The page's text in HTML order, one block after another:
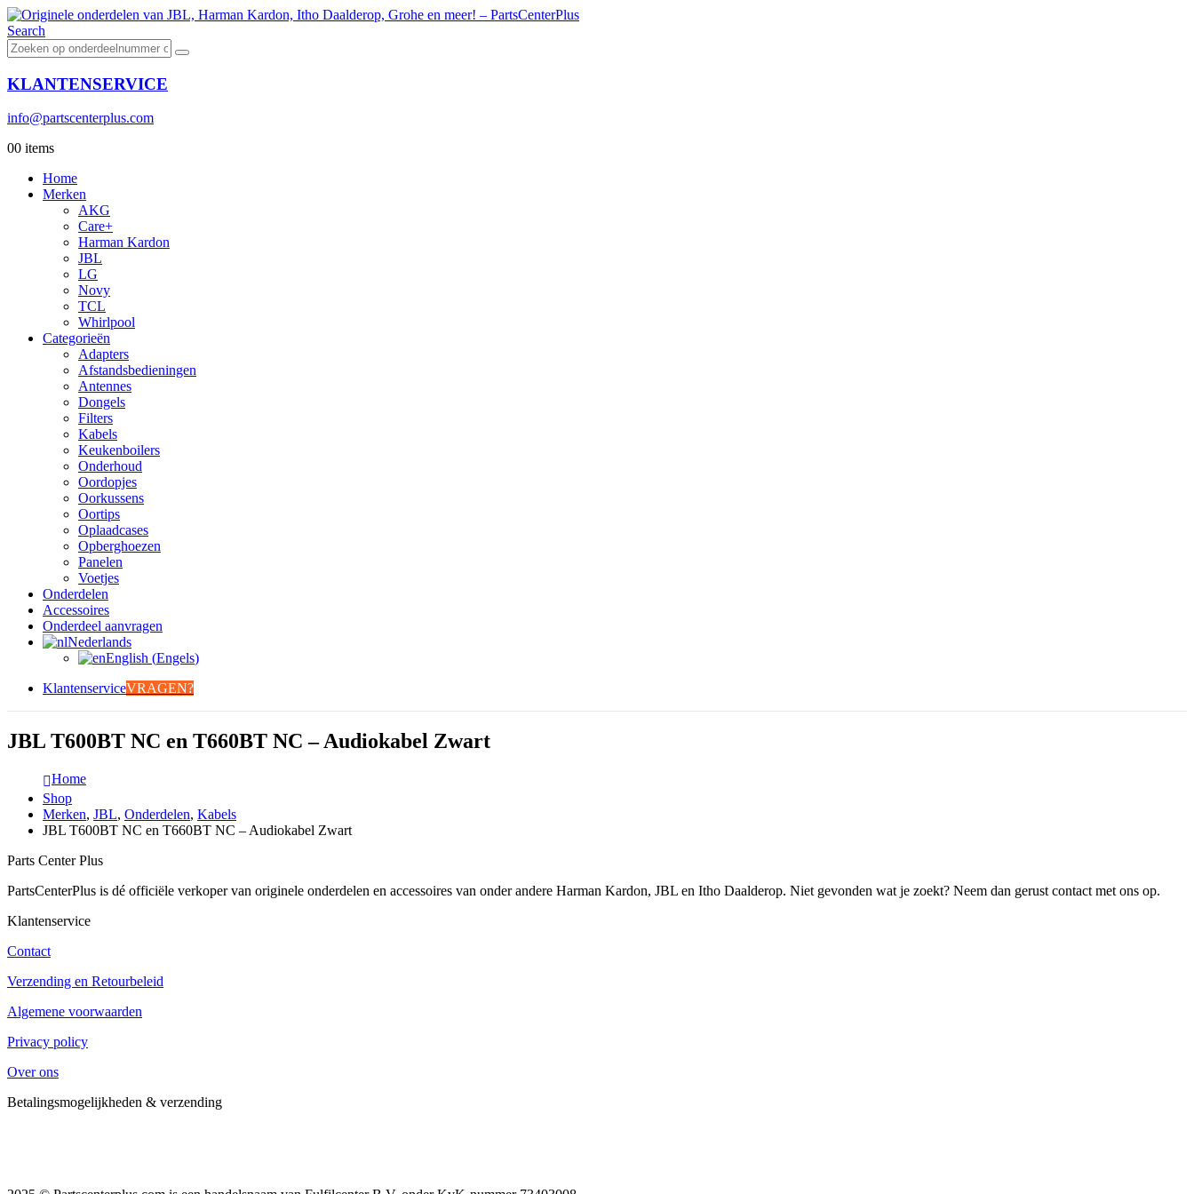
Search
KLANTENSERVICE
info@partscenterplus.com
00 items
Home
Merken
AKG
Care+
Harman Kardon
JBL
LG
Novy
TCL
Whirlpool
Categorieën
Adapters
Afstandsbedieningen
Antennes
Dongels
Filters
Kabels
Keukenboilers
Onderhoud
Oordopjes
Oorkussens
Oortips
Oplaadcases
Opberghoezen
Panelen
Voetjes
Onderdelen
Accessoires
Onderdeel aanvragen
Nederlands
English (Engels)
KlantenserviceVRAGEN?
JBL T600BT NC en T660BT NC – Audiokabel Zwart
Home
Shop
Merken, JBL, Onderdelen, Kabels
JBL T600BT NC en T660BT NC – Audiokabel Zwart
Parts Center Plus
PartsCenterPlus is dé officiële verkoper van originele onderdelen en accessoires van onder andere Harman Kardon, JBL en Itho Daalderop. Niet gevonden wat je zoekt? Neem dan gerust contact met ons op.
Klantenservice
Contact
Verzending en Retourbeleid
Algemene voorwaarden
Privacy policy
Over ons
Betalingsmogelijkheden & verzending